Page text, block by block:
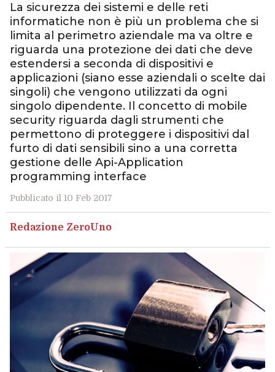
La sicurezza dei sistemi e delle reti
informatiche non è più un problema che si
limita al perimetro aziendale ma va oltre e
riguarda una protezione dei dati che deve
estendersi a seconda di dispositivi e
applicazioni (siano esse aziendali o scelte dai
singoli) che vengono utilizzati da ogni
singolo dipendente. Il concetto di mobile
security riguarda dagli strumenti che
permettono di proteggere i dispositivi dal
furto di dati sensibili sino a una corretta
gestione delle Api-Application
programming interface
Pubblicato il 10 Feb 2017
Redazione ZeroUno